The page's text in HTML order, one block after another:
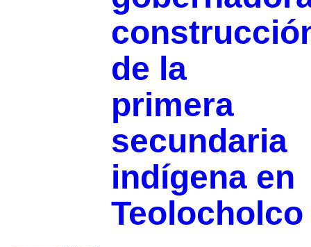
de la
primera
secundaria
indígena en
Teolocholco